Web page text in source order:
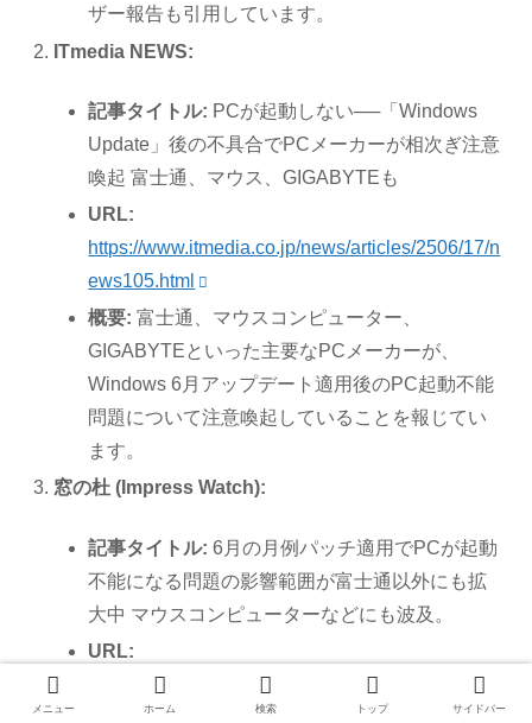
ザー報告も引用しています。
ITmedia NEWS:
記事タイトル: PCが起動しない──「Windows
Update」後の不具合でPCメーカーが相次ぎ注意
喚起 富士通、マウス、GIGABYTEも
URL:
https://www.itmedia.co.jp/news/articles/2506/17/n
ews105.html
概要: 富士通、マウスコンピューター、
GIGABYTEといった主要なPCメーカーが、
Windows 6月アップデート適用後のPC起動不能
問題について注意喚起していることを報じてい
ます。
窓の杜 (Impress Watch):
記事タイトル: 6月の月例パッチ適用でPCが起動
不能になる問題の影響範囲が富士通以外にも拡
大中 マウスコンピューターなどにも波及。
URL:
https://forest.watch.impress.co.jp/docs/news/2023
383.html
メニュー ホーム 検索 トップ サイドバー